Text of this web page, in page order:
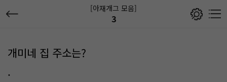
[아재개그 모음]
3
개미네 집 주소는?
.